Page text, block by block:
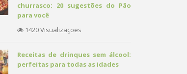
churrasco: 20 sugestões do Pão
para você
1420 Visualizações
Receitas de drinques sem álcool:
perfeitas para todas as idades